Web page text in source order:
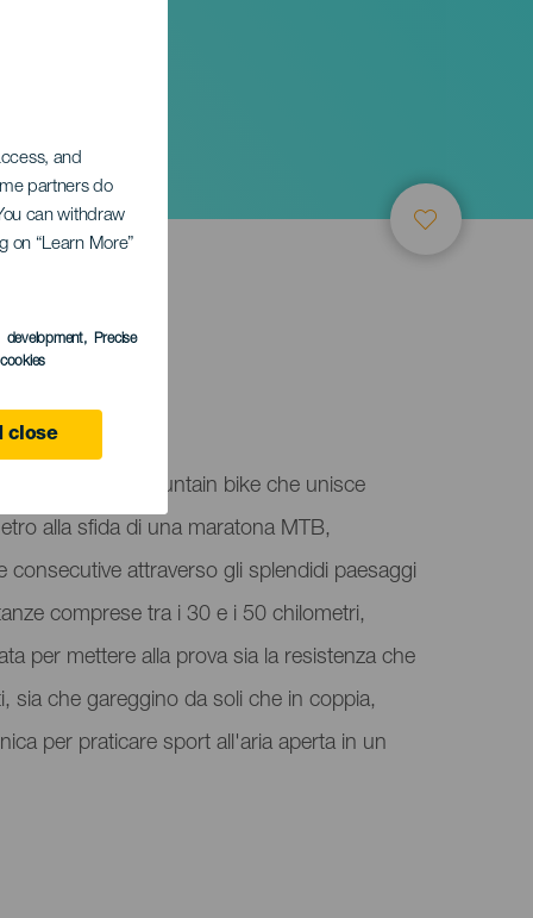
and
partners do
can withdraw
on “Learn More”
development, Precise
close
è una gara di mountain bike che unisce
alla sfida di una maratona MTB,
consecutive attraverso gli splendidi paesaggi
comprese tra i 30 e i 50 chilometri,
per mettere alla prova sia la resistenza che
sia che gareggino da soli che in coppia,
per praticare sport all'aria aperta in un